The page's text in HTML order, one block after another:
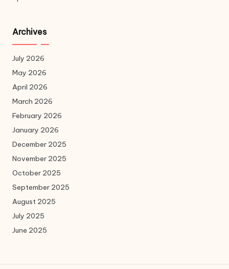
Archives
July 2026
May 2026
April 2026
March 2026
February 2026
January 2026
December 2025
November 2025
October 2025
September 2025
August 2025
July 2025
June 2025